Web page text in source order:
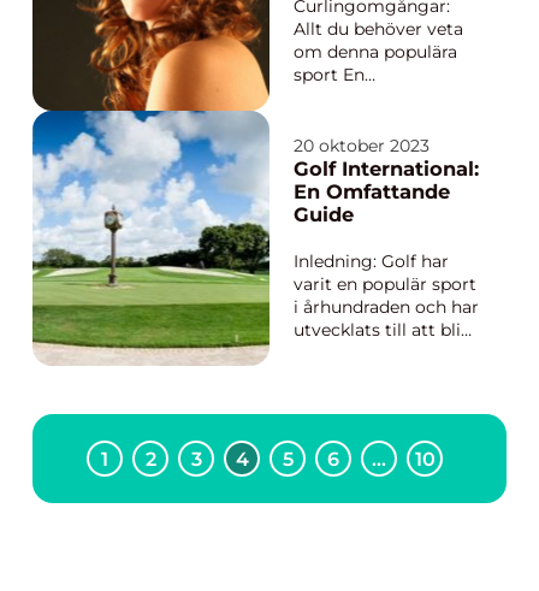
Curlingomgångar:
Allt du behöver veta
om denna populära
sport En
curlingomgångar
Curling är en
vintersport som är
mycket populär både i
världen. En
curlingomgång
refererar till den
grundlägga...
20 oktober 2023
Golf International:
En Omfattande
Guide
Inledning: Golf har
varit en populär sport
i århundraden och har
utvecklats till att bli
av golfen är så kallad
”golf international”. I
denna artikel kommer
1 2 3 4 5 6 … 10